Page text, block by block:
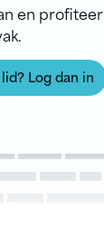
en profiteer
Log dan in